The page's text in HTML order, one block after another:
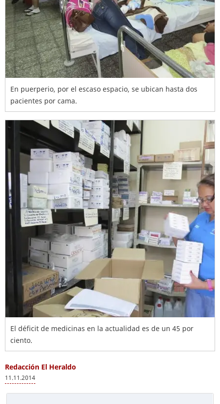
En puerperio, por el escaso espacio, se ubican hasta dos
pacientes por cama.
El déficit de medicinas en la actualidad es de un 45 por
ciento.
Redacción El Heraldo
11.11.2014